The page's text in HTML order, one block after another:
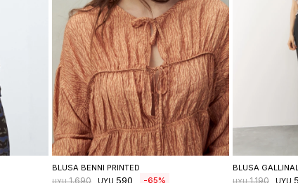
Seleccionar talle
BLUSA BENNI PRINTED
UYU 1.690 590 65
BLUSA
UYU 1.190